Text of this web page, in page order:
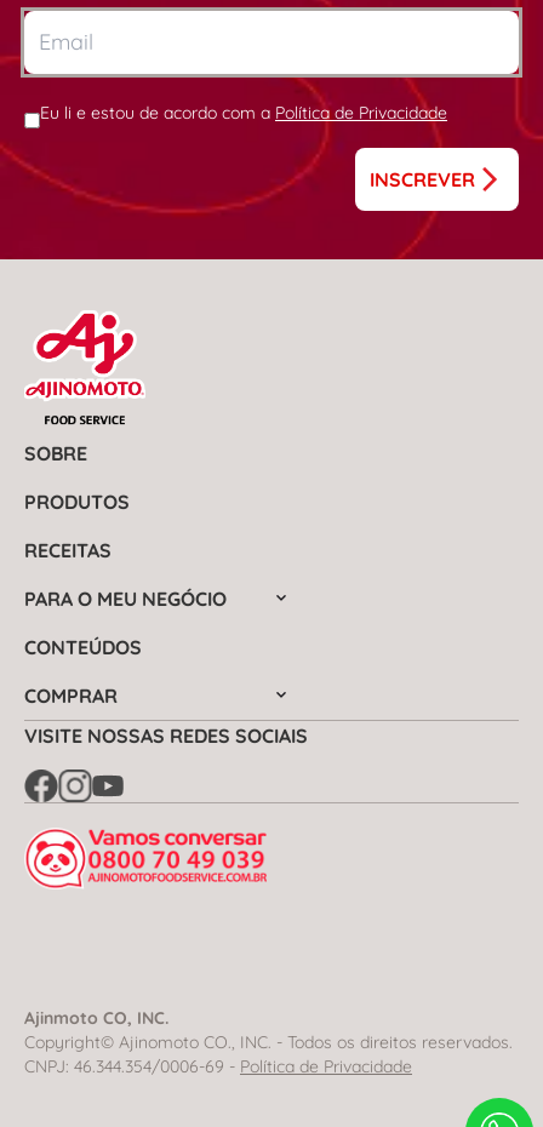
Eu li e estou de acordo com a Política de Privacidade
INSCREVER
SOBRE
PRODUTOS
RECEITAS
PARA O MEU NEGÓCIO
CONTEÚDOS
COMPRAR
VISITE NOSSAS REDES SOCIAIS
Ajinmoto CO, INC.
Copyright© Ajinomoto CO., INC. - Todos os direitos reservados.
CNPJ: 46.344.354/0006-69 - Política de Privacidade